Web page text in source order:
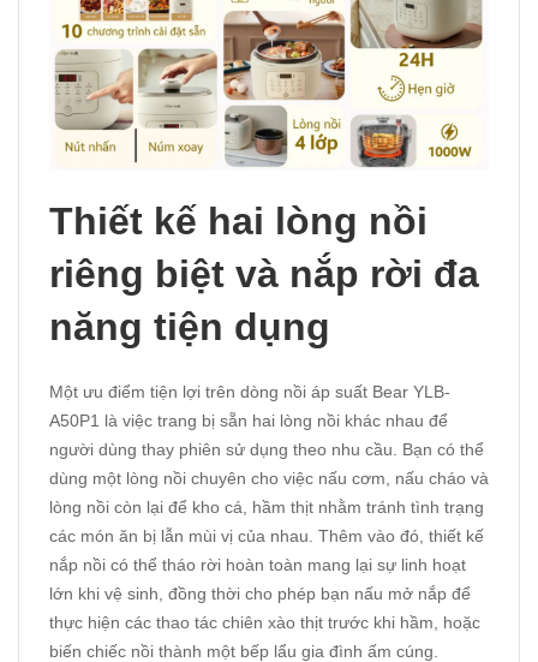
Thiết kế hai lòng nồi
riêng biệt và nắp rời đa
năng tiện dụng
Một ưu điểm tiện lợi trên dòng nồi áp suất Bear YLB-
A50P1 là việc trang bị sẵn hai lòng nồi khác nhau để
người dùng thay phiên sử dụng theo nhu cầu. Bạn có thể
dùng một lòng nồi chuyên cho việc nấu cơm, nấu cháo và
lòng nồi còn lại để kho cá, hầm thịt nhằm tránh tình trạng
các món ăn bị lẫn mùi vị của nhau. Thêm vào đó, thiết kế
nắp nồi có thể tháo rời hoàn toàn mang lại sự linh hoạt
lớn khi vệ sinh, đồng thời cho phép bạn nấu mở nắp để
thực hiện các thao tác chiên xào thịt trước khi hầm, hoặc
biến chiếc nồi thành một bếp lẩu gia đình ấm cúng.